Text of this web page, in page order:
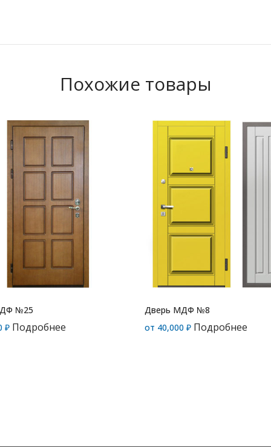
Похожие товары
№25
₽ Подробнее
Дверь МДФ №8
от 40,000 ₽ Подробнее